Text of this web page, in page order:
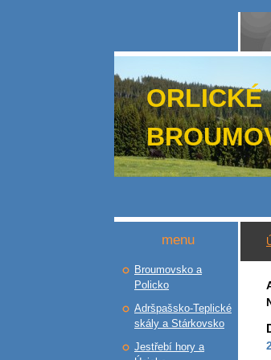
ORLICKÉ
menu
Broumovsko a
Policko
Adršpašsko-Teplické
skály a Stárkovsko
Jestřebí hory a